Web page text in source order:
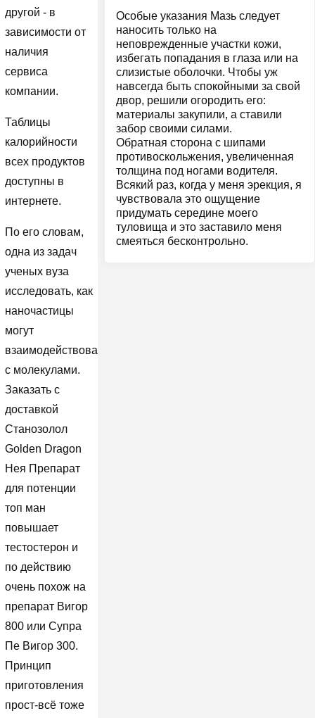
другой - в
зависимости от
наличия
сервиса
компании.
Таблицы
калорийности
всех продуктов
доступны в
интернете.
По его словам,
одна из задач
ученых вуза
исследовать, как
наночастицы
могут
взаимодействовать
с молекулами.
Заказать с
доставкой
Cтанозолол
Golden Dragon
Нея Препарат
для потенции
топ ман
повышает
тестостерон и
по действию
очень похож на
препарат Вигор
800 или Супра
Пе Вигор 300.
Принцип
приготовления
прост-всё тоже
Особые указания Мазь следует
наносить только на
неповрежденные участки кожи,
избегать попадания в глаза или на
слизистые оболочки. Чтобы уж
навсегда быть спокойными за свой
двор, решили огородить его:
материалы закупили, а ставили
забор своими силами.
Обратная сторона с шипами
противоскольжения, увеличенная
толщина под ногами водителя.
Всякий раз, когда у меня эрекция, я
чувствовала это ощущение
придумать середине моего
туловища и это заставило меня
смеяться бесконтрольно.